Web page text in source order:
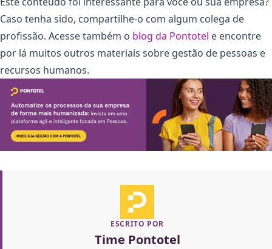
Caso tenha sido, compartilhe-o com algum colega de
profissão. Acesse também o blog da Pontotel e encontre
por lá muitos outros materiais sobre gestão de pessoas e
recursos humanos.
ESCRITO POR
Time Pontotel